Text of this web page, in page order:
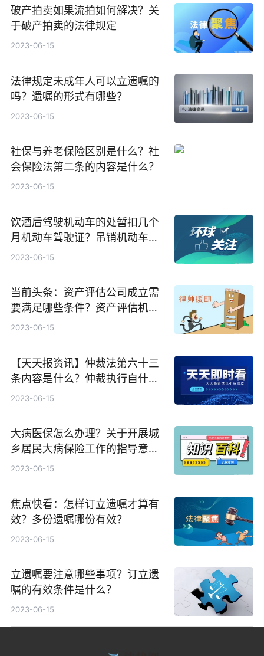
破产拍卖如果流拍如何解决？关
于破产拍卖的法律规定
2023-06-15
法律规定未成年人可以立遗嘱的
吗？遗嘱的形式有哪些？
2023-06-15
社保与养老保险区别是什么？社
会保险法第二条的内容是什么？
2023-06-15
饮酒后驾驶机动车的处暂扣几个
月机动车驾驶证？吊销机动车驾
驶证几年才能重新考取？
2023-06-15
当前头条：资产评估公司成立需
要满足哪些条件？资产评估机构
的设立形式
2023-06-15
【天天报资讯】仲裁法第六十三
条内容是什么？仲裁执行自什么
时候起算？
2023-06-15
大病医保怎么办理？关于开展城
乡居民大病保险工作的指导意见
第五条内容是什么？|资讯
2023-06-15
焦点快看：怎样订立遗嘱才算有
效？多份遗嘱哪份有效？
2023-06-15
立遗嘱要注意哪些事项？订立遗
嘱的有效条件是什么？
2023-06-15